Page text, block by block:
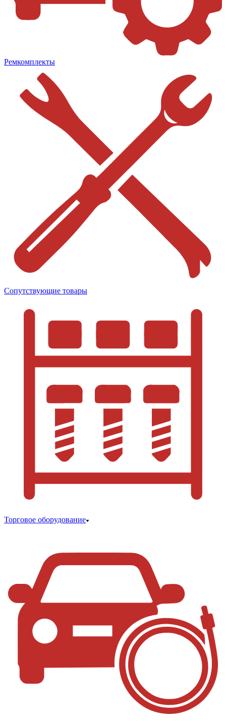
Ремкомплекты
Сопутствующие товары
Торговое оборудование